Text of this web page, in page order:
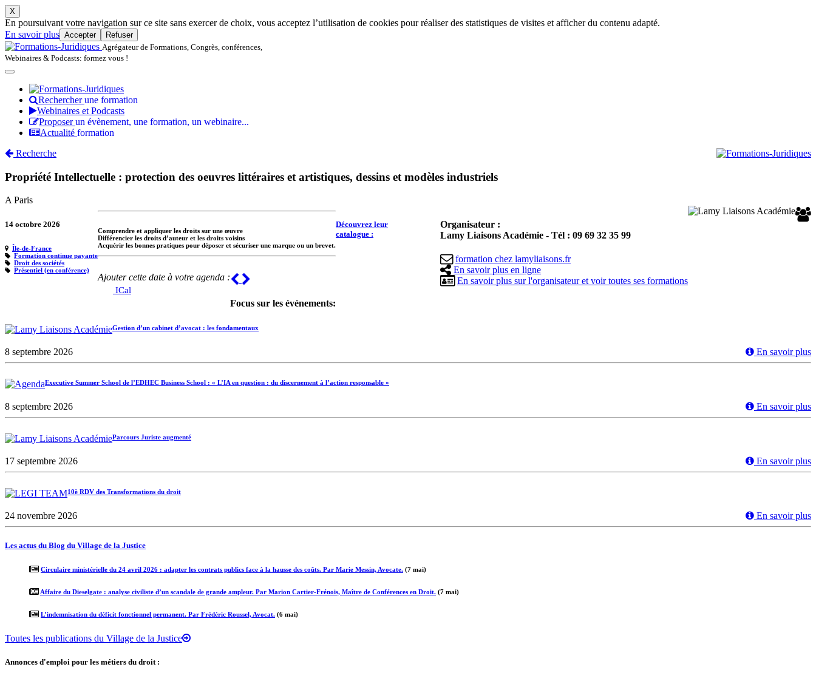
X
En poursuivant votre navigation sur ce site sans exercer de choix, vous acceptez l’utilisation de cookies pour réaliser des statistiques de visites et afficher du contenu adapté.
En savoir plus Accepter
Refuser
Agrégateur de Formations, Congrès, conférences,
Webinaires & Podcasts: formez vous !
Rechercherune formation
Webinaires et Podcasts
Proposerun évènement, une formation, un webinaire...
Actualité formation
Recherche
Propriété Intellectuelle : protection des oeuvres littéraires et artistiques, dessins et modèles industriels
A Paris
14 octobre 2026
Île-de-France
Formation continue payante
Droit des sociétés
Présentiel (en conférence)
Organisateur :
Lamy Liaisons Académie - Tél : 09 69 32 35 99
formation chez lamyliaisons.fr
En savoir plus en ligne
En savoir plus sur l'organisateur et voir toutes ses formations
Comprendre et appliquer les droits sur une œuvre
Différencier les droits d’auteur et les droits voisins
Acquérir les bonnes pratiques pour déposer et sécuriser une marque ou un brevet.
Ajouter cette date à votre agenda :
ICal
Découvrez leur
catalogue :
Previous
Focus sur les événements:
Gestion d’un cabinet d’avocat : les fondamentaux
8 septembre 2026 En savoir plus
Executive Summer School de l’EDHEC Business School : « L’IA en question : du discernement à l’action responsable »
8 septembre 2026 En savoir plus
Parcours Juriste augmenté
17 septembre 2026 En savoir plus
10è RDV des Transformations du droit
24 novembre 2026 En savoir plus
Les actus du Blog du Village de la Justice
Circulaire ministérielle du 24 avril 2026 : adapter les contrats publics face à la hausse des coûts. Par Marie Messin, Avocate. (7 mai)
Affaire du Dieselgate : analyse civiliste d’un scandale de grande ampleur. Par Marion Cartier-Frénois, Maître de Conférences en Droit. (7 mai)
L’indemnisation du déficit fonctionnel permanent. Par Frédéric Roussel, Avocat. (6 mai)
Toutes les publications du Village de la Justice
Annonces d'emploi pour les métiers du droit :